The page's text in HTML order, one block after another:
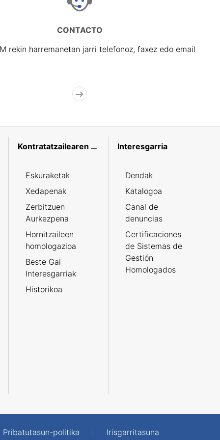
CONTACTO
rekin harremanetan jarri telefonoz, faxez edo email
Kontratatzailearen profila
Eskuraketak
Xedapenak
Zerbitzuen
Aurkezpena
Hornitzaileen
homologazioa
Beste Gai
Interesgarriak
Historikoa
Interesgarria
Dendak
Katalogoa
Canal de
denuncias
Certificaciones
de Sistemas de
Gestión
Homologados
Pribatutasun-politika Irisgarritasuna